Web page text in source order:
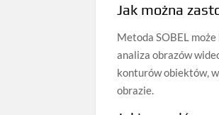
Jak można
Metoda SOBEL
analiza obrazów
konturów obiektów,
obrazie.